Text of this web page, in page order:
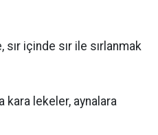
içinde sır ile sırlanmak
lekeler, aynalara